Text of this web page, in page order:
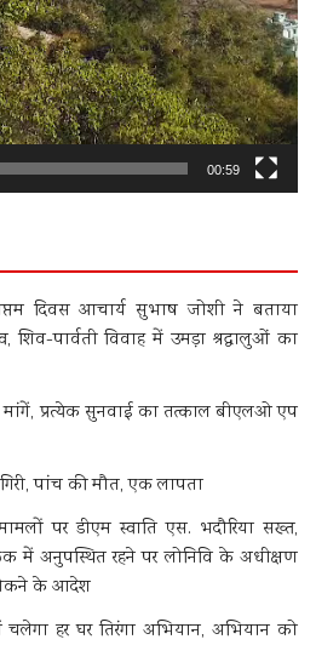
00:59
दिवस आचार्य सुभाष जोशी ने बताया
शिव-पार्वती विवाह में उमड़ा श्रद्धालुओं का
प्रत्येक सुनवाई का तत्काल बीएलओ एप
पांच की मौत, एक लापता
पर डीएम स्वाति एस. भदौरिया सख्त,
में अनुपस्थित रहने पर लोनिवि के अधीक्षण
के आदेश
हर घर तिरंगा अभियान, अभियान को